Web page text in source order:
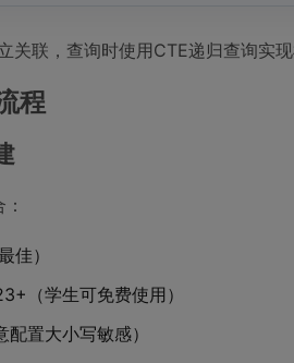
关联，查询时使用CTE递归查询实
程
佳）
（学生可免费使用）
置大小写敏感）